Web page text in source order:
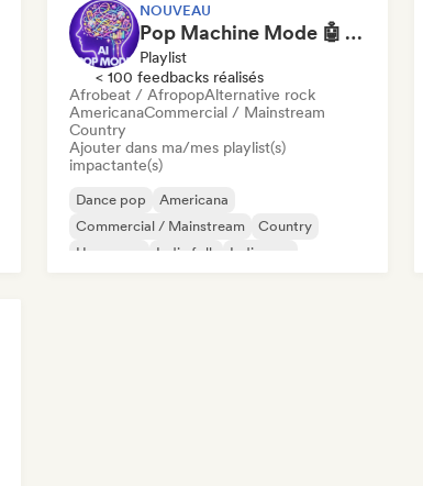
NOUVEAU
Pop Machine Mode 🤖 AI Music, Indie Pop & Dream Pop
Playlist
< 100 feedbacks réalisés
Afrobeat / AfropopAlternative rock
AmericanaCommercial / Mainstream
Country
Ajouter dans ma/mes playlist(s)
impactante(s)
Dance pop
Americana
Commercial / Mainstream
Country
Hyperpop
Indie folk
Indie pop